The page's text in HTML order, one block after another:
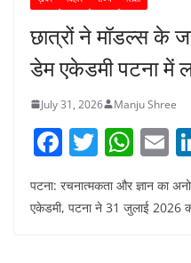
छात्रों ने मॉडल्स के
डेम एकेडमी पटना में
July 31, 2026 Manju Shree
F
c
T
itt
W
at
E
m
ai
पटना: रचनात्मकता और ज्ञान का
एकेडमी, पटना ने 31 जुलाई 2026